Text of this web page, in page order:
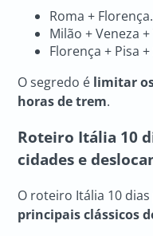
Roma + Florença.
Milão + Veneza
Florença + Pisa +
O segredo é limitar
horas de trem.
Roteiro Itália 10
cidades e
O roteiro Itália 10
principais clássicos